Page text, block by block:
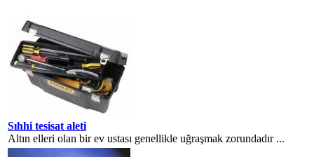
Sıhhi tesisat aleti
Altın elleri olan bir ev ustası genellikle uğraşmak zorundadır ...